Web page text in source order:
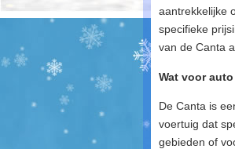
aantrekkelijke
specifieke
van de Canta
Wat voor
De Canta is
voertuig dat
gebieden of